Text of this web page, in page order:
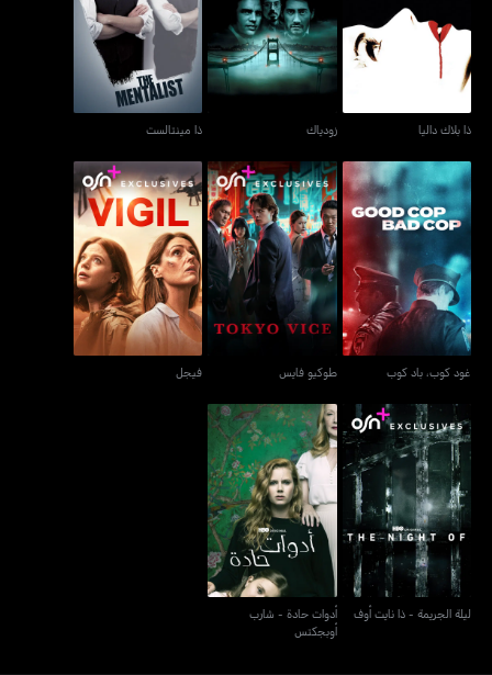
ذا بلاك داليا
ذا بلاك داليا
زودياك
زودياك
ذا مينتالست
ذا مينتالست
غود كوب، باد كوب
غود كوب، باد كوب
طوكيو فايس
طوكيو فايس
فيجل
فيجل
ليلة الجريمة - ذا نايت أوف
ليلة الجريمة - ذا نايت أوف
أدوات حادة - شارب
أوبجكتس
أدوات حادة - شارب
أوبجكتس